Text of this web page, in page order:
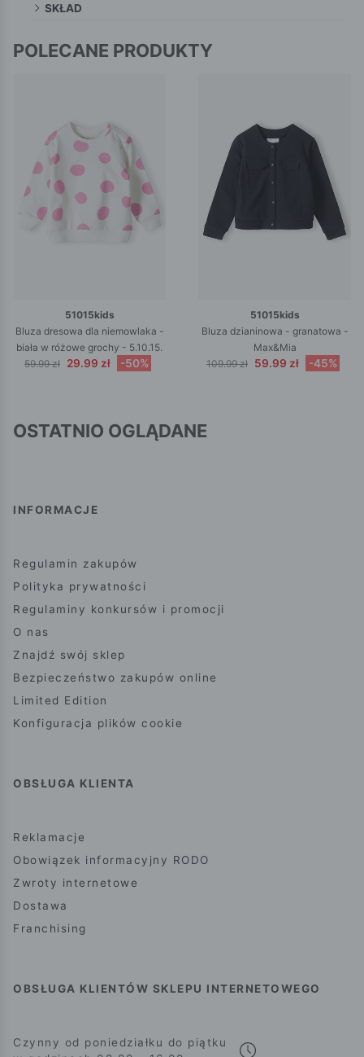
SKŁAD
POLECANE PRODUKTY
51015kids
Bluza dresowa dla niemowlaka -
biała w różowe grochy - 5.10.15.
59.99 zł 29.99 zł -50%
51015kids
Bluza dzianinowa - granatowa -
Max&Mia
109.99 zł 59.99 zł -45%
OSTATNIO OGLĄDANE
INFORMACJE
Regulamin zakupów
Polityka prywatności
Regulaminy konkursów i promocji
O nas
Znajdź swój sklep
Bezpieczeństwo zakupów online
Limited Edition
Konfiguracja plików cookie
OBSŁUGA KLIENTA
Reklamacje
Obowiązek informacyjny RODO
Zwroty internetowe
Dostawa
Franchising
OBSŁUGA KLIENTÓW SKLEPU INTERNETOWEGO
Czynny od poniedziałku do piątku